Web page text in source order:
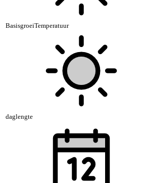
BasisgroeiTemperatuur
daglengte